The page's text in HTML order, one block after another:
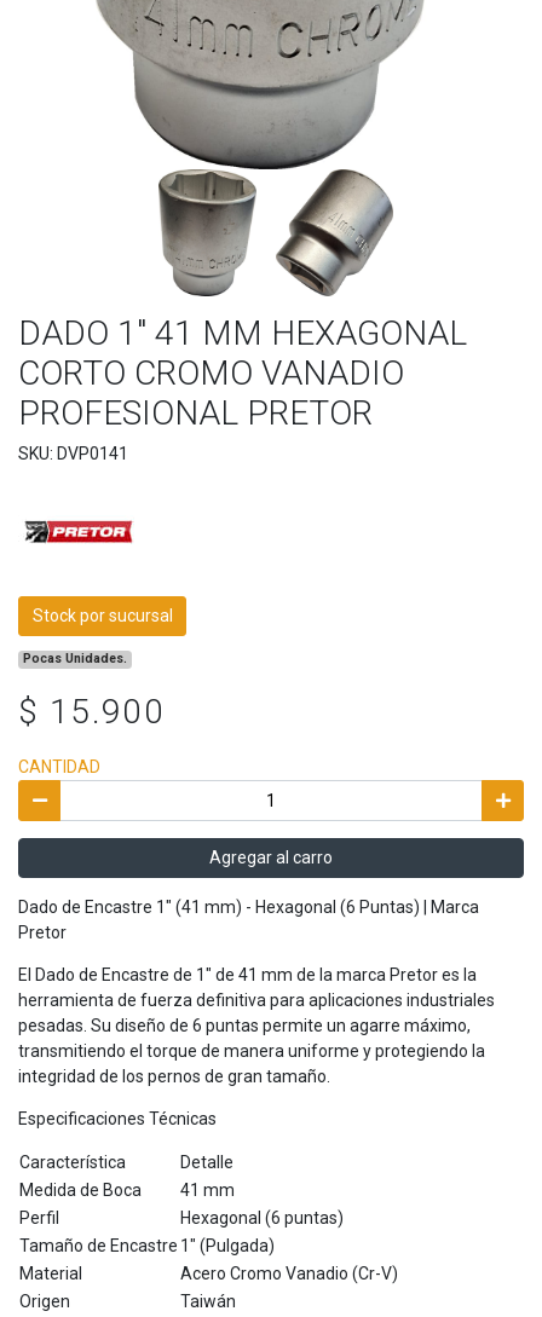
DADO 1" 41 MM HEXAGONAL
CORTO CROMO VANADIO
PROFESIONAL PRETOR
SKU: DVP0141
Stock por sucursal
Pocas Unidades.
$ 15.900
CANTIDAD
Agregar al carro
Dado de Encastre 1" (41 mm) - Hexagonal (6 Puntas) | Marca
Pretor
El Dado de Encastre de 1" de 41 mm de la marca Pretor es la
herramienta de fuerza definitiva para aplicaciones industriales
pesadas. Su diseño de 6 puntas permite un agarre máximo,
transmitiendo el torque de manera uniforme y protegiendo la
integridad de los pernos de gran tamaño.
Especificaciones Técnicas
Característica
Detalle
Medida de Boca
41 mm
Perfil
Hexagonal (6 puntas)
Tamaño de Encastre 1" (Pulgada)
Material
Acero Cromo Vanadio (Cr-V)
Origen
Taiwán